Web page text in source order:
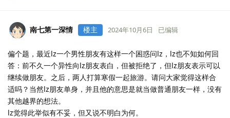
南七第一深情 楼主 2024年10月6日 已编辑
偏个题，最近lz一个男性朋友有这样一个困惑问lz，lz也不知如何回
答：前不久一个异性向lz朋友表白，但被拒绝了，但lz朋友表示可以
继续做朋友。之后，两人打算寒假一起旅游。请问大家觉得这样合
适吗？当然lz朋友单身，并且他的意思是就当做普通朋友一样，没有
其他越界的想法。
lz觉得此举似有不妥，但又说不明白为何。